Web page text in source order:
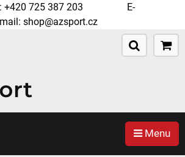
+420 725 387 203 E-
mail: shop@azsport.cz
Menu